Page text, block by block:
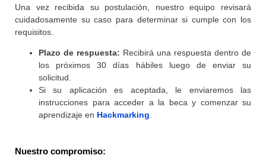
Una vez recibida su postulación, nuestro equipo revisará
cuidadosamente su caso para determinar si cumple con los
requisitos.
Plazo de respuesta: Recibirá una respuesta dentro de
los próximos 30 días hábiles luego de enviar su
solicitud.
Si su aplicación es aceptada, le enviaremos las
instrucciones para acceder a la beca y comenzar su
aprendizaje en Hackmarking
Nuestro compromiso: